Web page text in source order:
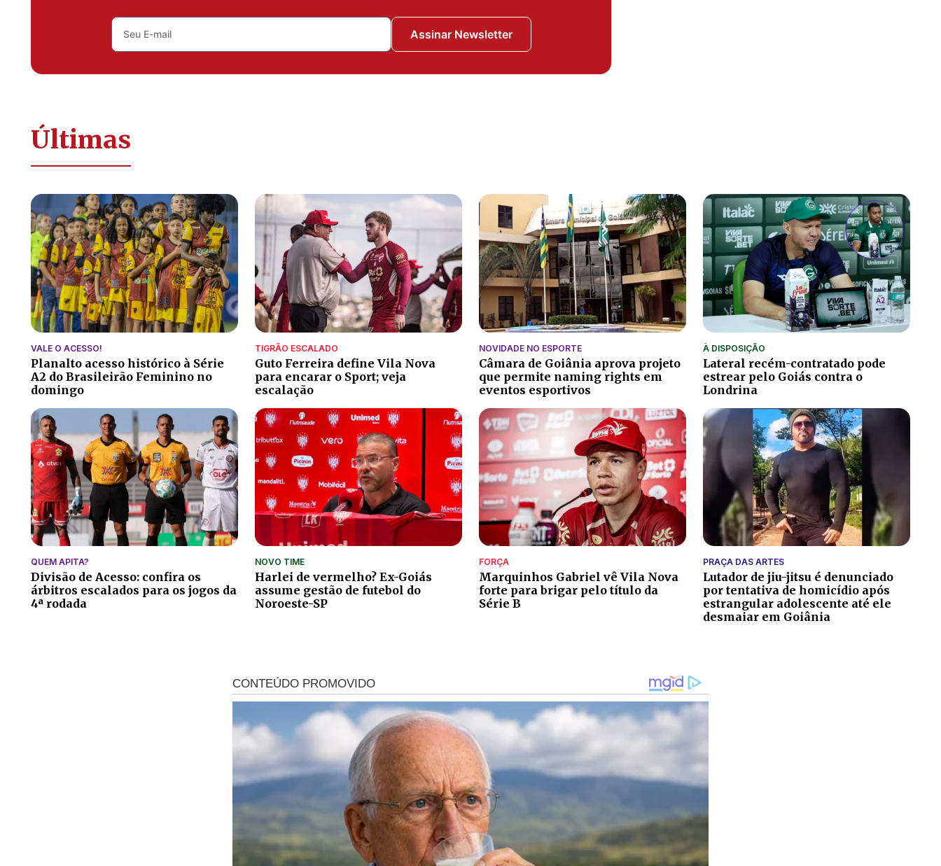
Assinar Newsletter
Últimas
VALE O ACESSO!
Planalto acesso histórico à Série
A2 do Brasileirão Feminino no
domingo
TIGRÃO ESCALADO
Guto Ferreira define Vila Nova
para encarar o Sport; veja
escalação
NOVIDADE NO ESPORTE
Câmara de Goiânia aprova projeto
que permite naming rights em
eventos esportivos
À DISPOSIÇÃO
Lateral recém-contratado pode
estrear pelo Goiás contra o
Londrina
QUEM APITA?
Divisão de Acesso: confira os
árbitros escalados para os jogos da
4ª rodada
NOVO TIME
Harlei de vermelho? Ex-Goiás
assume gestão de futebol do
Noroeste-SP
FORÇA
Marquinhos Gabriel vê Vila Nova
forte para brigar pelo título da
Série B
PRAÇA DAS ARTES
Lutador de jiu-jitsu é denunciado
por tentativa de homicídio após
estrangular adolescente até ele
desmaiar em Goiânia